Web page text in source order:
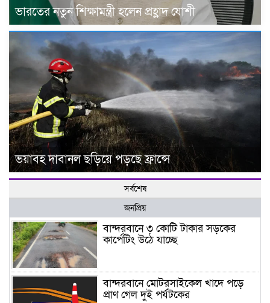
ভারতের নতুন শিক্ষামন্ত্রী হলেন প্রহ্লাদ যোশী
ভয়াবহ দাবানল ছড়িয়ে পড়ছে ফ্রান্সে
সর্বশেষ
জনপ্রিয়
বান্দরবানে ৩ কোটি টাকার সড়কের
কার্পেটিং উঠে যাচ্ছে
বান্দরবানে মোটরসাইকেল খাদে পড়ে
প্রাণ গেল দুই পর্যটকের